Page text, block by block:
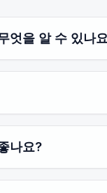
엇을 알 수 있나
나요?